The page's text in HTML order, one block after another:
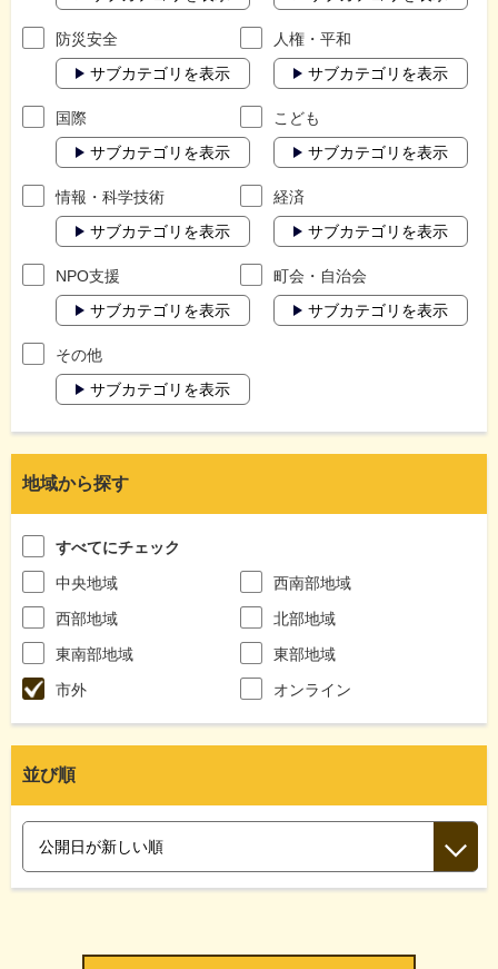
防災安全
サブカテゴリを表示
人権・平和
サブカテゴリを表示
国際
サブカテゴリを表示
こども
サブカテゴリを表示
情報・科学技術
サブカテゴリを表示
経済
サブカテゴリを表示
NPO支援
サブカテゴリを表示
町会・自治会
サブカテゴリを表示
その他
サブカテゴリを表示
地域から探す
すべてにチェック
中央地域
西南部地域
西部地域
北部地域
東南部地域
東部地域
市外
オンライン
並び順